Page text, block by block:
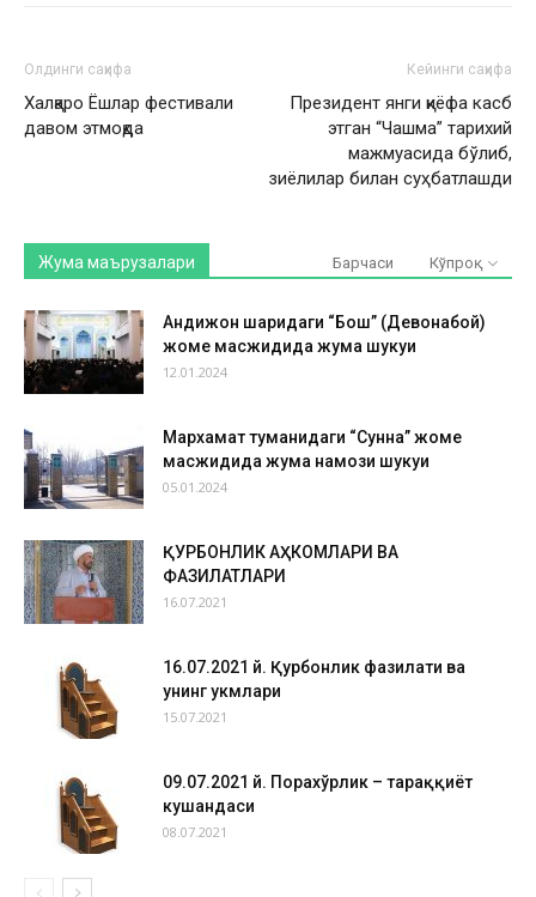
Олдинги саҳифа
Халқаро Ёшлар фестивали
давом этмоқда
Кейинги саҳифа
Президент янги қиёфа касб
этган “Чашма” тарихий
мажмуасида бўлиб,
зиёлилар билан суҳбатлашди
Жума маърузалари Барчаси Кўпроқ
Андижон шаҳридаги “Бош” (Девонабой)
жоме масжидида жума шукуҳи
12.01.2024
Мархамат туманидаги “Сунна” жоме
масжидида жума намози шукуҳи
05.01.2024
ҚУРБОНЛИК АҲКОМЛАРИ ВА
ФАЗИЛАТЛАРИ
16.07.2021
16.07.2021 й. Қурбонлик фазилати ва
унинг ҳукмлари
15.07.2021
09.07.2021 й. Порахўрлик – тараққиёт
кушандаси
08.07.2021